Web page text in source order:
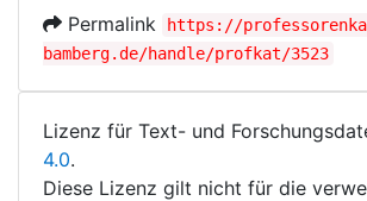
Permalink
https://
bamberg.de/handle/profkat/3523
Lizenz für Text- und
4.0.
Diese Lizenz gilt nicht für die